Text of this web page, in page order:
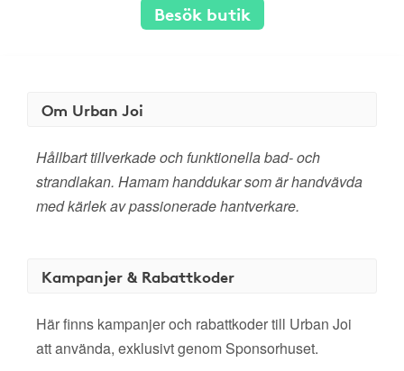
Besök butik
Om Urban Joi
Hållbart tillverkade och funktionella bad- och
strandlakan. Hamam handdukar som är handvävda
med kärlek av passionerade hantverkare.
Kampanjer & Rabattkoder
Här finns kampanjer och rabattkoder till Urban Joi
att använda, exklusivt genom Sponsorhuset.